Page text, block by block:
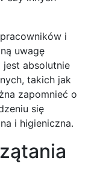
i
uwagę
jest absolutnie
takich jak
zapomnieć o
się
i higieniczna.